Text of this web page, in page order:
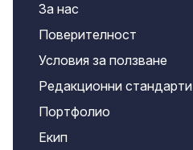
За нас
Поверителност
Условия за ползване
Редакционни стандарти
Портфолио
Екип